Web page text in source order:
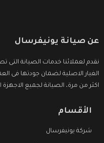
عن صيانة يونيفرسال
نقدم لعملائنا خدمات الصيانة
الغيار الاصلية لضمان جودتها فى
اكثر من مرة، الصيانة لجميع
الأقسام
شركة يونيفرسال